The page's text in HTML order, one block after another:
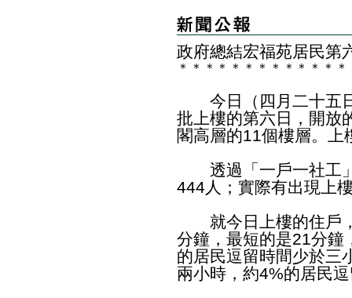
政府總結宏福苑居民第
＊ ＊ ＊ ＊ ＊ ＊ ＊ ＊ ＊ ＊ ＊ ＊ ＊
今日（四月二十五日
批上樓的第六日，開放
閣高層的11個樓層。上
透過「一戶一社工」
444人；實際有出現上
就今日上樓的住戶，
分鐘，最短的是21分鐘
的居民逗留時間少於三
兩小時，約4%的居民